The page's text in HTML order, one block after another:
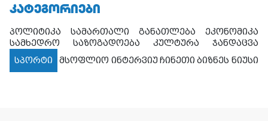
ᲙᲐᲢᲔᲒᲝᲠᲘᲔᲑᲘ
პოლიტიკა სამართალი განათლება
ეკონომიკა
სამხედრო
საზოგადოება კულტურა
ჯანდაცვა
სპორტი
მსოფლიო ინტერვიუ ჩინეთი ბიზნეს ნიუსი